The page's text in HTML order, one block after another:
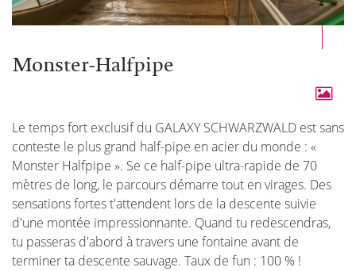
Monster-Halfpipe
Le temps fort exclusif du GALAXY SCHWARZWALD est sans
conteste le plus grand half-pipe en acier du monde : «
Monster Halfpipe ». Se ce half-pipe ultra-rapide de 70
mètres de long, le parcours démarre tout en virages. Des
sensations fortes t'attendent lors de la descente suivie
d'une montée impressionnante. Quand tu redescendras,
tu passeras d'abord à travers une fontaine avant de
terminer ta descente sauvage. Taux de fun : 100 % !